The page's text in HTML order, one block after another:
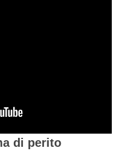
di perito